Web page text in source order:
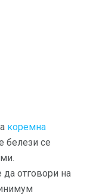
коремна
белези се
отговори на